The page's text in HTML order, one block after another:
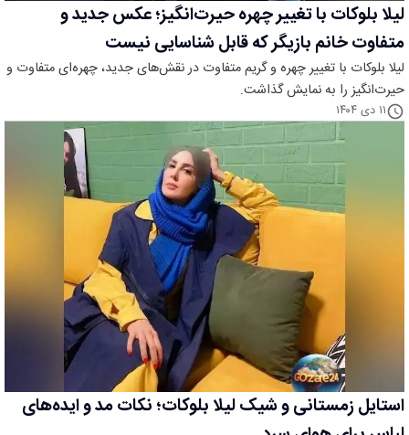
لیلا بلوکات با تغییر چهره حیرت‌انگیز؛ عکس جدید و
متفاوت خانم بازیگر که قابل شناسایی نیست
لیلا بلوکات با تغییر چهره و گریم متفاوت در نقش‌های جدید، چهره‌ای متفاوت و
حیرت‌انگیز را به نمایش گذاشت.
۱۱ دی ۱۴۰۴
استایل زمستانی و شیک لیلا بلوکات؛ نکات مد و ایده‌های